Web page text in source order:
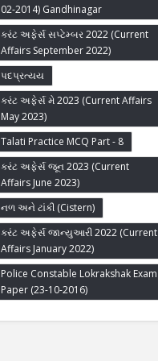
02-2014) Gandhinagar
કરંટ અફેર્સ સપ્ટેમ્બર 2022 (Current
Affairs September 2022)
પદપ્રત્યય
કરંટ અફેર્સ મે 2023 (Current Affairs
May 2023)
Talati Practice MCQ Part - 8
કરંટ અફેર્સ જૂન 2023 (Current
Affairs June 2023)
નળ અને ટાંકી (Cistern)
કરંટ અફેર્સ જાન્યુઆરી 2022 (Current
Affairs January 2022)
Police Constable Lokrakshak Exam
Paper (23-10-2016)